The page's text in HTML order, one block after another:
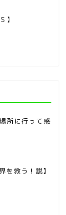
】
所に行って感
を救う！説】